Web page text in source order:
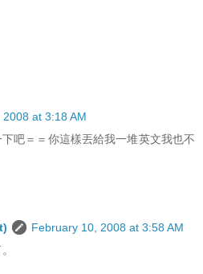
at 3:18 AM
吧＝＝你這樣丟給我一堆英文我也不
February 10, 2008 at 3:58 AM